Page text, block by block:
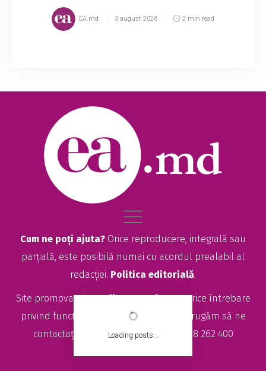
Loading posts...
EA.md 3 august 2026 2 min read
Racul se numără printre semnele zodi...
Cum ne poți ajuta? Orice reproducere, integrală sau
parțială, este posibilă numai cu acordul prealabil al
redacției. Politica editorială.
Site promovat deseolitte.com. Pentru orice întrebare
privind funcționarea site-ului EA.md, vă rugăm să ne
contactați la
sales@ea.mdsau +373 78 262 400